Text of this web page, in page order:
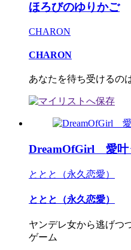
ほろびのゆりかご
CHARON
CHARON
あなたを待ち受けるの
DreamOfGirl 愛叶
ととと（永久恋愛）
ととと（永久恋愛）
ヤンデレ女から逃げつ
ゲーム